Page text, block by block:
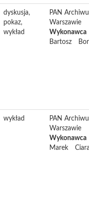
dyskusja,
pokaz,
wykład
PAN
Warszawie
Wykonawca
Bartosz
wykład
PAN
Warszawie
Wykonawca
Marek